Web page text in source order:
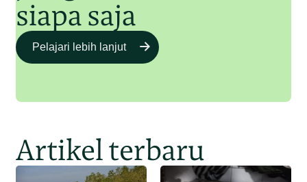
siapa saja
Pelajari lebih lanjut
Artikel terbaru